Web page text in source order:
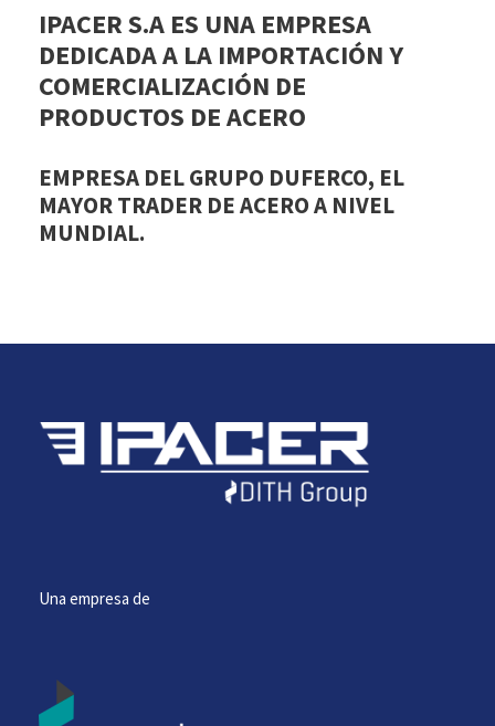
IPACER S.A ES UNA EMPRESA
DEDICADA A LA IMPORTACIÓN Y
COMERCIALIZACIÓN DE
PRODUCTOS DE ACERO
EMPRESA DEL GRUPO DUFERCO, EL
MAYOR TRADER DE ACERO A NIVEL
MUNDIAL.
Una empresa de